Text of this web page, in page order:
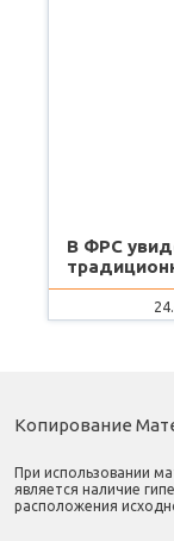
В ФРС
Копирование
При использовании
является наличие
расположения